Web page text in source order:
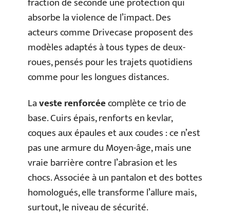
absorbe la violence de l’impact. Des
acteurs comme Drivecase proposent des
modèles adaptés à tous types de deux-
roues, pensés pour les trajets quotidiens
comme pour les longues distances.
Laveste renforcéecomplète ce trio de
base. Cuirs épais, renforts en kevlar,
coques aux épaules et aux coudes : ce n’est
pas une armure du Moyen-âge, mais une
vraie barrière contre l’abrasion et les
chocs. Associée à un pantalon et des bottes
homologués, elle transforme l’allure mais,
surtout, le niveau de sécurité.